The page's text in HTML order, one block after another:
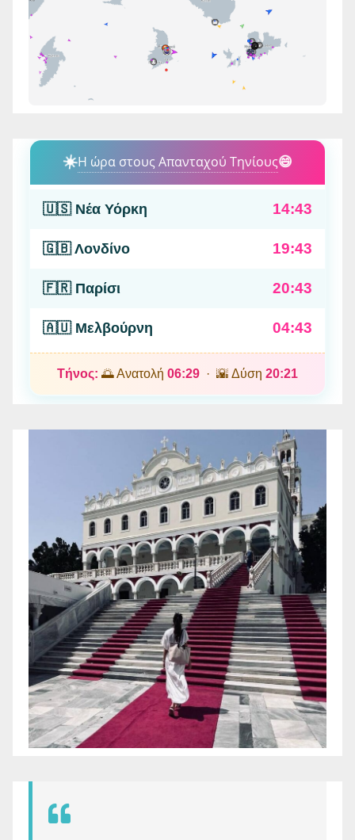
☀️Η ώρα στους Απανταχού Τηνίους😄
🇺🇸 Νέα Υόρκη 14:43
🇬🇧 Λονδίνο 19:43
🇫🇷 Παρίσι 20:43
🇦🇺 Μελβούρνη 04:43
Τήνος: 🌅 Ανατολή 06:29 · 🌇 Δύση 20:21